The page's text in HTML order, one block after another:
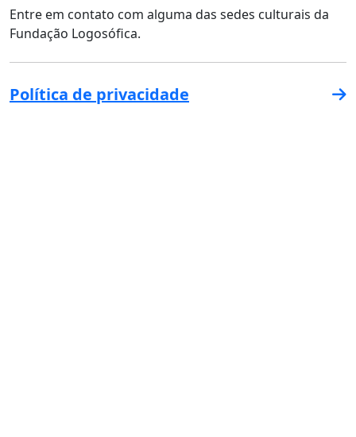
Entre em contato com alguma das sedes culturais da
Fundação Logosófica.
Política de privacidade